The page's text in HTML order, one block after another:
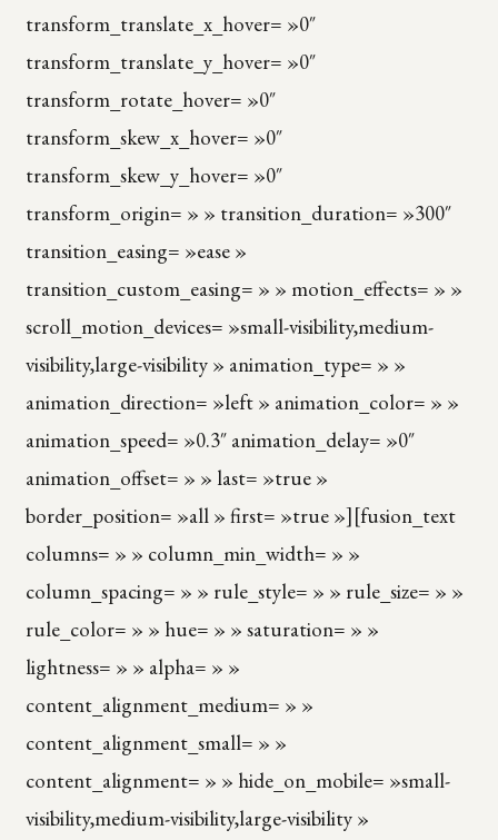
transform_translate_x_hover= »0″
transform_translate_y_hover= »0″
transform_rotate_hover= »0″
transform_skew_x_hover= »0″
transform_skew_y_hover= »0″
transform_origin= » » transition_duration= »300″
transition_easing= »ease »
transition_custom_easing= » » motion_effects= » »
scroll_motion_devices= »small-visibility,medium-
visibility,large-visibility » animation_type= » »
animation_direction= »left » animation_color= » »
animation_speed= »0.3″ animation_delay= »0″
animation_offset= » » last= »true »
border_position= »all » first= »true »][fusion_text
columns= » » column_min_width= » »
column_spacing= » » rule_style= » » rule_size= » »
rule_color= » » hue= » » saturation= » »
lightness= » » alpha= » »
content_alignment_medium= » »
content_alignment_small= » »
content_alignment= » » hide_on_mobile= »small-
visibility,medium-visibility,large-visibility »